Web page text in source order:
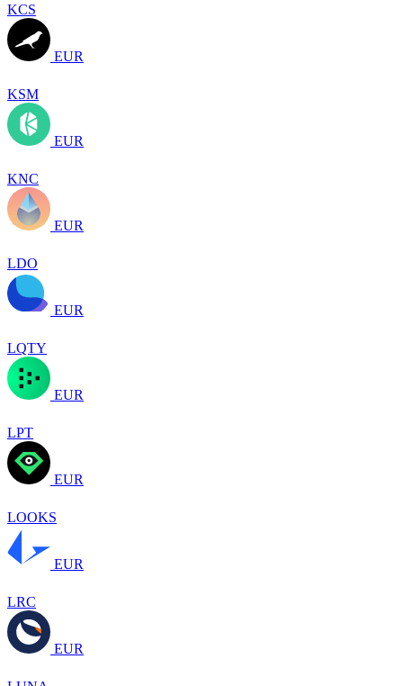
KCS
EUR
KSM
EUR
KNC
EUR
LDO
EUR
LQTY
EUR
LPT
EUR
LOOKS
EUR
LRC
EUR